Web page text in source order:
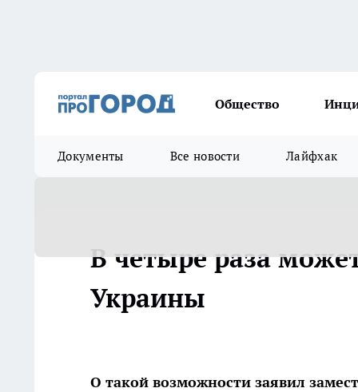
Общество
Документы Все новости Лайфхак
В четыре раза
Украины
О такой возможности заявил